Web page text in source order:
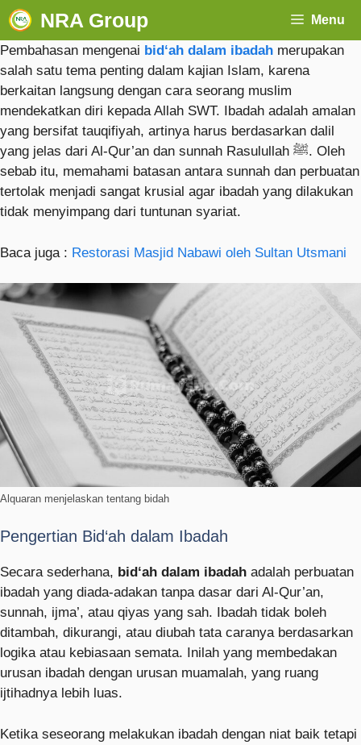
NRA Group Menu
Pembahasan mengenai bid‘ah dalam ibadah merupakan
salah satu tema penting dalam kajian Islam, karena
berkaitan langsung dengan cara seorang muslim
mendekatkan diri kepada Allah SWT. Ibadah adalah amalan
yang bersifat tauqifiyah, artinya harus berdasarkan dalil
yang jelas dari Al-Qur’an dan sunnah Rasulullah ﷺ. Oleh
sebab itu, memahami batasan antara sunnah dan perbuatan
tertolak menjadi sangat krusial agar ibadah yang dilakukan
tidak menyimpang dari tuntunan syariat.
Baca juga : Restorasi Masjid Nabawi oleh Sultan Utsmani
Alquaran menjelaskan tentang bidah
Pengertian Bid‘ah dalam Ibadah
Secara sederhana, bid‘ah dalam ibadah adalah perbuatan
ibadah yang diada-adakan tanpa dasar dari Al-Qur’an,
sunnah, ijma’, atau qiyas yang sah. Ibadah tidak boleh
ditambah, dikurangi, atau diubah tata caranya berdasarkan
logika atau kebiasaan semata. Inilah yang membedakan
urusan ibadah dengan urusan muamalah, yang ruang
ijtihadnya lebih luas.
Ketika seseorang melakukan ibadah dengan niat baik tetapi